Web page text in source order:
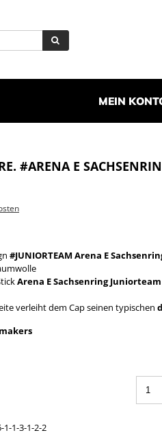
MEIN
#ARENA E
#JUNIORTEAM Arena E
Arena E Sachsenring Juniorteam
verleiht dem Cap seinen typischen
1-1-3-1-2-2